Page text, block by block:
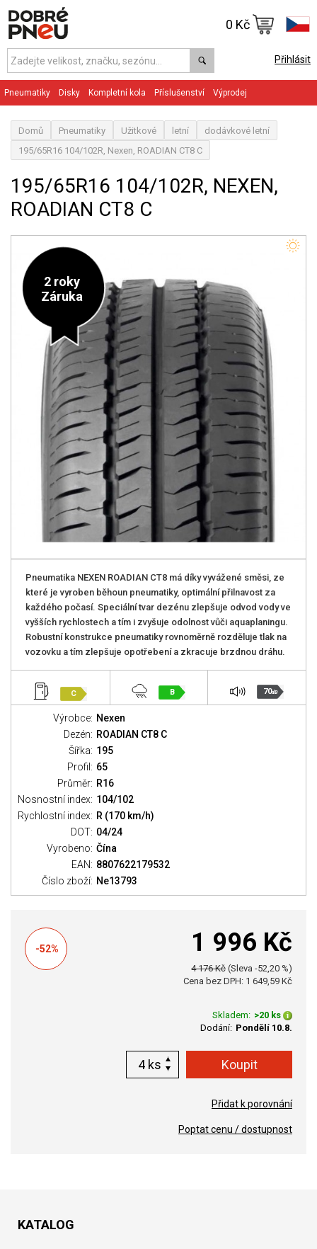
Přihlásit
0 Kč
Pneumatiky Disky Kompletní kola Příslušenství Výprodej
Domů Pneumatiky Užitkové letní
dodávkové letní
195/65R16 104/102R, Nexen, ROADIAN CT8 C
195/65R16 104/102R, NEXEN,
ROADIAN CT8 C
2 roky
Záruka
Pneumatika NEXEN ROADIAN CT8 má díky vyvážené směsi, ze
které je vyroben běhoun pneumatiky, optimální přilnavost za
každého počasí. Speciální tvar dezénu zlepšuje odvod vody ve
vyšších rychlostech a tím i zvyšuje odolnost vůči aquaplaningu.
Robustní konstrukce pneumatiky rovnoměrně rozděluje tlak na
vozovku a tím zlepšuje opotřebení a zkracuje brzdnou dráhu.
C B 70dB
Výrobce: Nexen
Dezén: ROADIAN CT8 C
Šířka: 195
Profil: 65
Průměr: R16
Nosnostní index: 104/102
Rychlostní index: R (170 km/h)
DOT: 04/24
Vyrobeno: Čína
EAN: 8807622179532
Číslo zboží: Ne13793
-52% 1 996 Kč
4 176 Kč (Sleva -52,20 %)
Cena bez DPH: 1 649,59 Kč
Skladem: >20 ks
Dodání: Pondělí 10.8.
ks
Přidat k porovnání
Poptat cenu / dostupnost
KATALOG